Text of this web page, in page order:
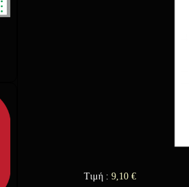
Τιμή : 9,10 €